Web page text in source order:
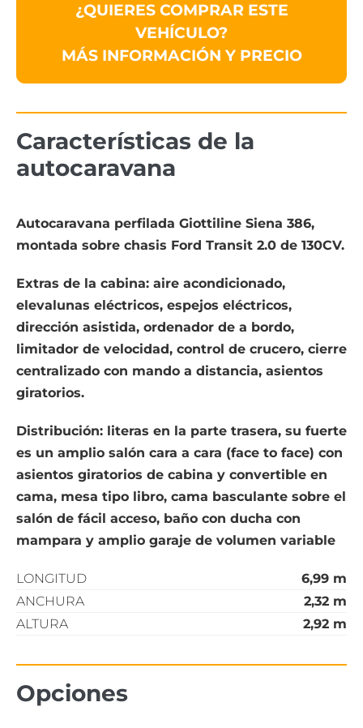
¿QUIERES COMPRAR ESTE
VEHÍCULO?
MÁS INFORMACIÓN Y PRECIO
Características de la
autocaravana
Autocaravana perfilada Giottiline Siena 386,
montada sobre chasis Ford Transit 2.0 de 130CV.
Extras de la cabina: aire acondicionado,
elevalunas eléctricos, espejos eléctricos,
dirección asistida, ordenador de a bordo,
limitador de velocidad, control de crucero, cierre
centralizado con mando a distancia, asientos
giratorios.
Distribución: literas en la parte trasera, su fuerte
es un amplio salón cara a cara (face to face) con
asientos giratorios de cabina y convertible en
cama, mesa tipo libro, cama basculante sobre el
salón de fácil acceso, baño con ducha con
mampara y amplio garaje de volumen variable
LONGITUD
6,99 m
ANCHURA
2,32 m
ALTURA
2,92 m
Opciones